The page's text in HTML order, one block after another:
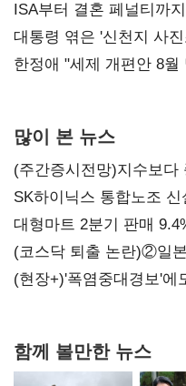
ISA부터 결혼 페널티까
챙기기'
대통령 엮은 '신천지 사
한정애 "세제 개편안 8
많이 본 뉴스
(주간증시전망)지수보
SK하이닉스 통합노조
불만 확산
대형마트 2분기 판매
(코스닥 퇴출 논란)②일
당장 퇴출?…시간만으론
(현장+)'폭염중대경보'에
함께 볼만한 뉴스